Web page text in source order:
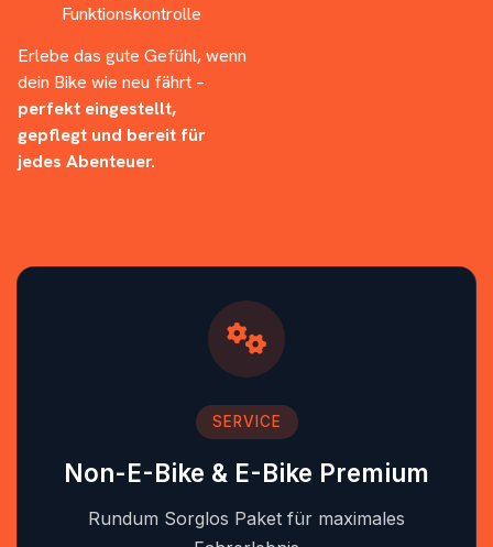
Funktionskontrolle
Erlebe das gute Gefühl, wenn
dein Bike wie neu fährt –
perfekt eingestellt,
gepflegt und bereit für
jedes Abenteuer.
SERVICE
Non-E-Bike & E-Bike Premium
Rundum Sorglos Paket für maximales